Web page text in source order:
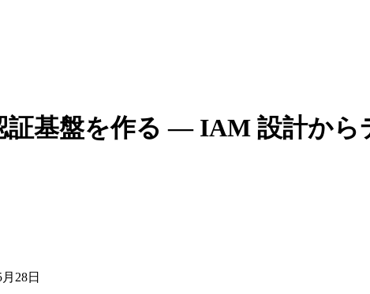
証基盤を作る — IAM 設計から
28日